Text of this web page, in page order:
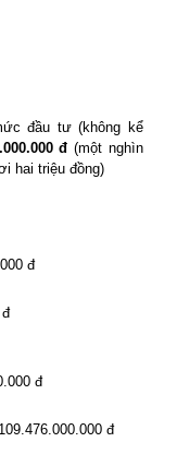
đầu tư (không kể
đ (một nghìn
hai triệu đồng)
đ
đ
đ